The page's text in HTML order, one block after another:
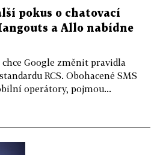
pokus o chatovací
a Allo nabídne
Google změnit pravidla
RCS. Obohacené SMS
operátory, pojmou...